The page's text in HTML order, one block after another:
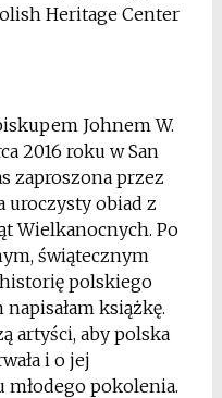
Heritage Center
Johnem W.
2016 roku w San
zaproszona przez
uroczysty obiad z
Wielkanocnych. Po
świątecznym
polskiego
książkę.
artyści, aby polska
i o jej
młodego pokolenia.